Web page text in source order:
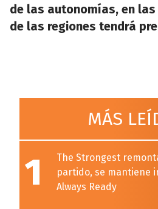
de las autonomías, en
de las regiones tendrá
MÁS
1
The Strongest
partido, se mantiene
Always Ready